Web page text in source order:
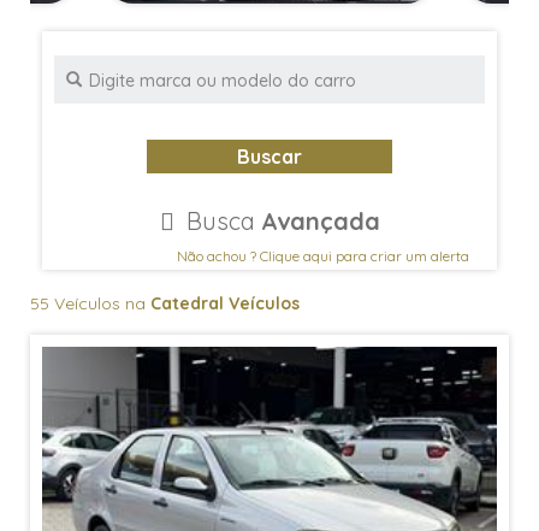
Buscar
Busca Avançada
Não achou ? Clique aqui para criar um alerta
55 Veículos na Catedral Veículos